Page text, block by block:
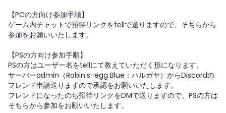
【PCの方向け参加手順】
ゲーム内チャットで招待リンクをtellで送りますので、そちらから
参加をお願いいたします。
【PSの方向け参加手順】
PSの方はユーザー名をtellにて教えていただく形になります。
サーバーadmin（Robin's-egg Blue：ハルガヤ）からDiscordの
フレンド申請送りますので承認をお願いいたします。
フレンドになったのち招待リンクをDMで送りますので、PSの方は
そちらから参加をお願いいたします。